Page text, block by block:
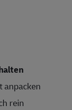
anpacken
rein